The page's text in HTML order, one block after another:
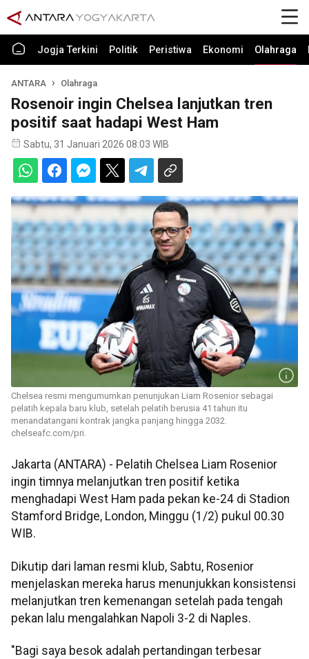
Jogja Terkini Politik Peristiwa Ekonomi Olahraga
ANTARA Olahraga
Rosenoir ingin Chelsea lanjutkan tren
positif saat hadapi West Ham
Sabtu, 31 Januari 2026 08:03 WIB
Chelsea resmi mengumumkan penunjukan Liam Rosenior sebagai
pelatih kepala baru klub, setelah pelatih berusia 41 tahun itu
menandatangani kontrak jangka panjang hingga 2032.
chelseafc.com/pri.
Jakarta (ANTARA) - Pelatih Chelsea Liam Rosenior
ingin timnya melanjutkan tren positif ketika
menghadapi West Ham pada pekan ke-24 di Stadion
Stamford Bridge, London, Minggu (1/2) pukul 00.30
WIB.
Dikutip dari laman resmi klub, Sabtu, Rosenior
menjelaskan mereka harus menunjukkan konsistensi
melanjutkan tren kemenangan setelah pada tengah
pekan lalu mengalahkan Napoli 3-2 di Naples.
"Bagi saya besok adalah pertandingan terbesar